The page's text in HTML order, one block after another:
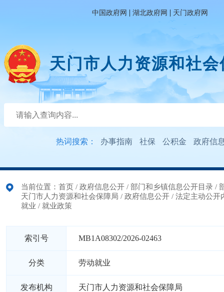
中国政府网 | 湖北政府网 | 天门政府网
天门市人力资源和社
热词搜索： 办事指南 社保 公积金 政府信
当前位置： 首页 / 政府信息公开 / 部门和乡镇信息公开目录 /
天门市人力资源和社会保障局 / 政府信息公开 / 法定主动公开
就业 / 就业政策
索引号 MB1A08302/2026-02463
分类 劳动就业
发布机构 天门市人力资源和社会保障局